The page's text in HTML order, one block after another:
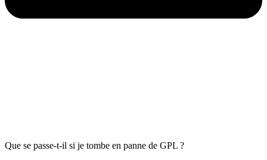
Que se passe-t-il si je tombe en panne de GPL ?